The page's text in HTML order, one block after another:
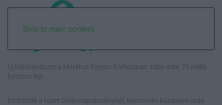
Skip to main content
Új hűtőrendszer a Markhot Ferenc Kórházban: több mint 70 millió
forintos fejl...
Eloltották a tüzet Dédestapolcsánynál, kilencórás küzdelem után